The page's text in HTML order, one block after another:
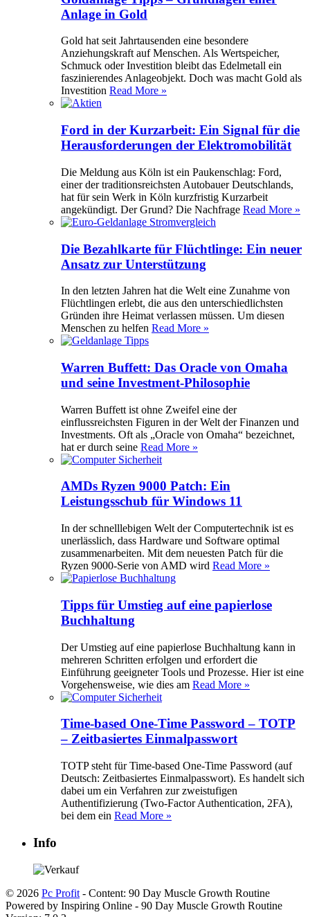
Anlage in Gold
Gold hat seit Jahrtausenden eine besondere
Anziehungskraft auf Menschen. Als Wertspeicher,
Schmuck oder Investition bleibt das Edelmetall ein
faszinierendes Anlageobjekt. Doch was macht Gold als
Investition Read More »
Ford in der Kurzarbeit: Ein Signal für die
Herausforderungen der Elektromobilität
Die Meldung aus Köln ist ein Paukenschlag: Ford,
einer der traditionsreichsten Autobauer Deutschlands,
hat für sein Werk in Köln kurzfristig Kurzarbeit
angekündigt. Der Grund? Die Nachfrage Read More »
Die Bezahlkarte für Flüchtlinge: Ein neuer
Ansatz zur Unterstützung
In den letzten Jahren hat die Welt eine Zunahme von
Flüchtlingen erlebt, die aus den unterschiedlichsten
Gründen ihre Heimat verlassen müssen. Um diesen
Menschen zu helfen Read More »
Warren Buffett: Das Oracle von Omaha
und seine Investment-Philosophie
Warren Buffett ist ohne Zweifel eine der
einflussreichsten Figuren in der Welt der Finanzen und
Investments. Oft als „Oracle von Omaha“ bezeichnet,
hat er durch seine Read More »
AMDs Ryzen 9000 Patch: Ein
Leistungsschub für Windows 11
In der schnelllebigen Welt der Computertechnik ist es
unerlässlich, dass Hardware und Software optimal
zusammenarbeiten. Mit dem neuesten Patch für die
Ryzen 9000-Serie von AMD wird Read More »
Tipps für Umstieg auf eine papierlose
Buchhaltung
Der Umstieg auf eine papierlose Buchhaltung kann in
mehreren Schritten erfolgen und erfordert die
Einführung geeigneter Tools und Prozesse. Hier ist eine
Vorgehensweise, wie dies am Read More »
Time-based One-Time Password – TOTP
– Zeitbasiertes Einmalpasswort
TOTP steht für Time-based One-Time Password (auf
Deutsch: Zeitbasiertes Einmalpasswort). Es handelt sich
dabei um ein Verfahren zur zweistufigen
Authentifizierung (Two-Factor Authentication, 2FA),
bei dem ein Read More »
Info
© 2026 Pc Profit - Content: 90 Day Muscle Growth Routine
Powered by Inspiring Online - 90 Day Muscle Growth Routine